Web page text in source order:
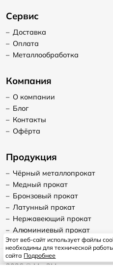
Сервис
– Доставка
– Оплата
– Металлообработка
Компания
– О компании
– Блог
– Контакты
– Офёрта
Продукция
– Чёрный металлопрокат
– Медный прокат
– Бронзовый прокат
– Латунный прокат
– Нержавеющий прокат
– Алюминиевый прокат
2026©Мет2Мет
Этот веб-сайт использует файлы
необходимы для технической
сайта Подробнее